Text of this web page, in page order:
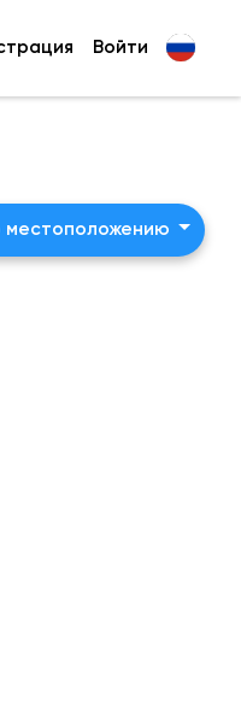
Войти
местоположению